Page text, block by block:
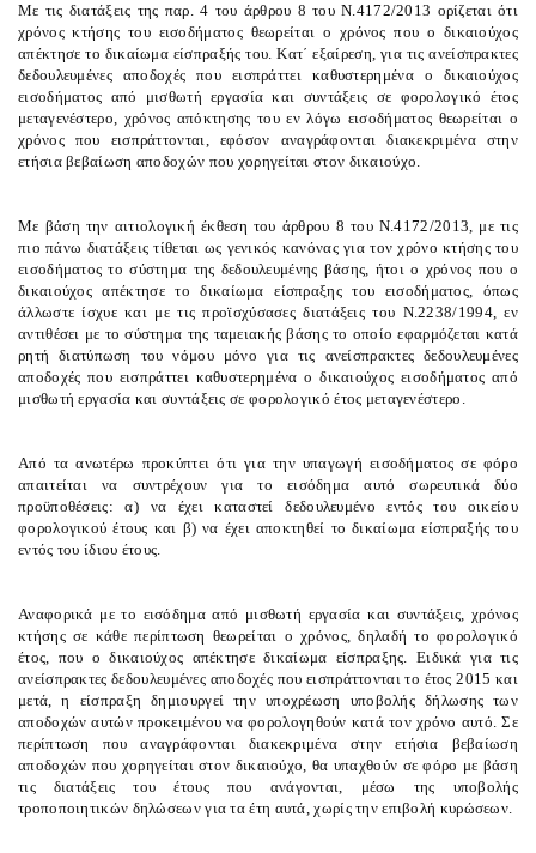
Με τις διατάξεις της παρ. 4 του άρθρου 8 του Ν.4172/2013 ορίζεται ότι
χρόνος κτήσης του εισοδήματος θεωρείται ο χρόνος που ο δικαιούχος
απέκτησε το δικαίωμα είσπραξής του. Κατ΄ εξαίρεση, για τις ανείσπρακτες
δεδουλευμένες αποδοχές που εισπράττει καθυστερημένα ο δικαιούχος
εισοδήματος από μισθωτή εργασία και συντάξεις σε φορολογικό έτος
μεταγενέστερο, χρόνος απόκτησης του εν λόγω εισοδήματος θεωρείται ο
χρόνος που εισπράττονται, εφόσον αναγράφονται διακεκριμένα στην
ετήσια βεβαίωση αποδοχών που χορηγείται στον δικαιούχο.
Με βάση την αιτιολογική έκθεση του άρθρου 8 του Ν.4172/2013, με τις
πιο πάνω διατάξεις τίθεται ως γενικός κανόνας για τον χρόνο κτήσης του
εισοδήματος τοσύστημα της δεδουλευμένης βάσης, ήτοι ο χρόνος που ο
δικαιούχος απέκτησε το δικαίωμα είσπραξης του εισοδήματος, όπως
άλλωστε ίσχυε και με τις προϊσχύσασες διατάξεις του Ν.2238/1994, εν
αντιθέσει με το σύστημα της ταμειακής βάσης το οποίο εφαρμόζεται κατά
ρητή διατύπωση του νόμου μόνο για τις ανείσπρακτες δεδουλευμένες
αποδοχές που εισπράττει καθυστερημένα ο δικαιούχος εισοδήματος από
μισθωτή εργασία και συντάξεις σε φορολογικό έτος μεταγενέστερο.
Από τα ανωτέρω προκύπτει ότι για την υπαγωγή εισοδήματος σε φόρο
απαιτείται να συντρέχουν για το εισόδημα αυτό σωρευτικά δύο
προϋποθέσεις: α) να έχει καταστεί δεδουλευμένο εντός του οικείου
φορολογικού έτους και β) να έχει αποκτηθεί το δικαίωμα είσπραξής του
εντός του ίδιου έτους.
Αναφορικά με το εισόδημα από μισθωτή εργασία και συντάξεις, χρόνος
κτήσης σε κάθε περίπτωση θεωρείται ο χρόνος, δηλαδή το φορολογικό
έτος, που ο δικαιούχος απέκτησε δικαίωμα είσπραξης. Ειδικά για τις
ανείσπρακτες δεδουλευμένες αποδοχές που εισπράττονται το έτος 2015 και
μετά, η είσπραξη δημιουργεί την υποχρέωση υποβολής δήλωσης των
αποδοχών αυτών προκειμένου να φορολογηθούν κατά τον χρόνο αυτό. Σε
περίπτωση που αναγράφονται διακεκριμένα στην ετήσια βεβαίωση
αποδοχών που χορηγείται στον δικαιούχο, θα υπαχθούν σε φόρο με βάση
τις διατάξεις του έτους που ανάγονται, μέσω της υποβολής
τροποποιητικών δηλώσεων για τα έτη αυτά, χωρίς την επιβολή κυρώσεων.